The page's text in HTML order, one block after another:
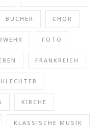
BÜCHER CHOR
FOTO
FRANKREICH
KIRCHE
KLASSISCHE MUSIK